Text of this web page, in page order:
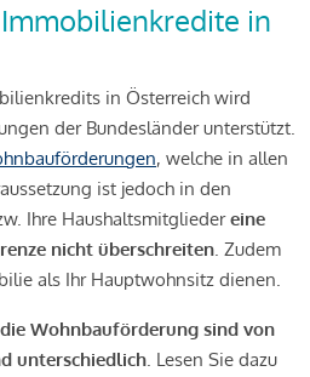
in
in Österreich wird
der Bundesländer unterstützt.
, welche in allen
ist jedoch in den
Ihre Haushaltsmitgliedereine
nicht überschreiten. Zudem
als Ihr Hauptwohnsitz dienen.
Wohnbauförderung sind von
unterschiedlich. Lesen Sie dazu